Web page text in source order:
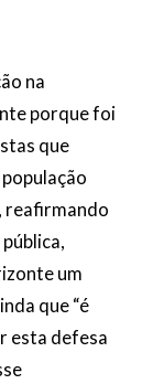
na
porque foi
que
reafirmando
um
que “é
esta defesa